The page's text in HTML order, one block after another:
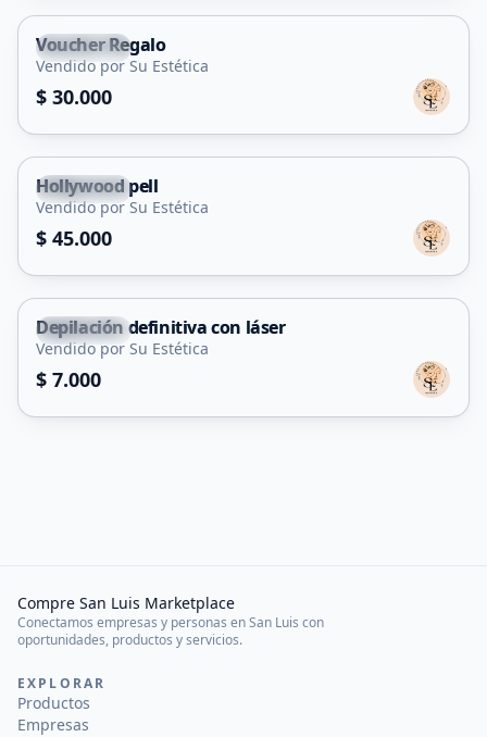
Tilisarao
Servicio
Voucher Regalo
Vendido por Su Estética
$ 30.000
Tilisarao
Servicio
Hollywood pell
Vendido por Su Estética
$ 45.000
Tilisarao
Servicio
Depilación definitiva con láser
Vendido por Su Estética
$ 7.000
Compre San Luis Marketplace
Conectamos empresas y personas en San Luis con
oportunidades, productos y servicios.
EXPLORAR
Productos
Empresas